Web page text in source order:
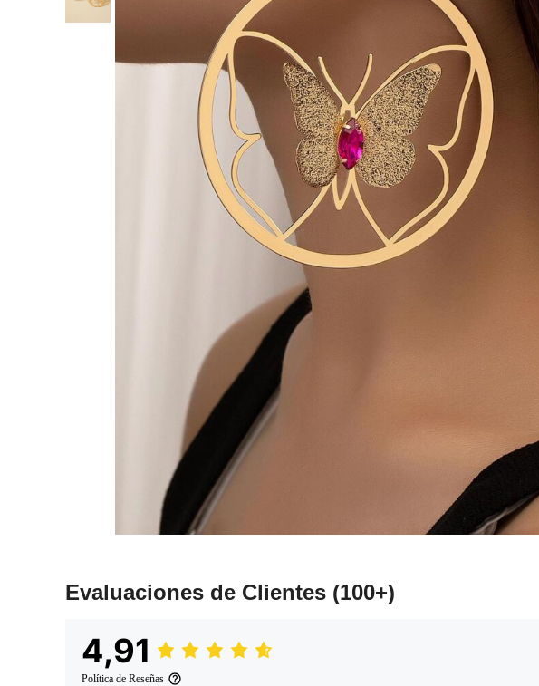
Evaluaciones de Clientes (100+)
4,91
Política de Reseñas